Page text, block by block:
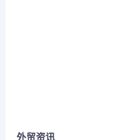
外贸资讯